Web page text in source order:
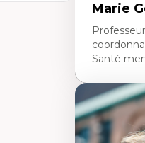
Marie
Santé
Expertises